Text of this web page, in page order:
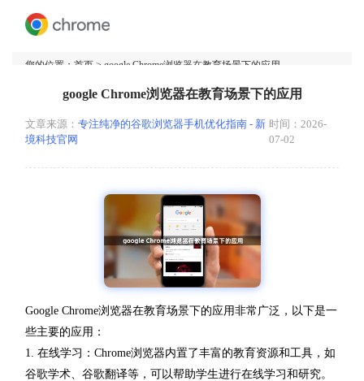
您的位置： 首页 > google Chrome浏览器在教育场景下的应用
google Chrome浏览器在教育场景下的应用
文章来源： 专注纯净的谷歌浏览器手机优化指南 - 新
境科技官网
时间：2026-
07-02
Google Chrome浏览器在教育场景下的应用非常广泛，以下是一
些主要的应用：
1. 在线学习：Chrome浏览器内置了丰富的教育资源和工具，如
谷歌学术、谷歌翻译等，可以帮助学生进行在线学习和研究。